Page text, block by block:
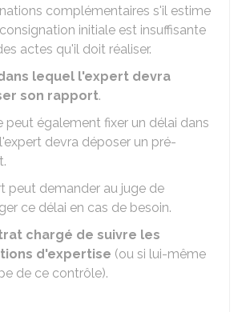
complémentaires s'il estime
initiale est insuffisante
actes qu'il doit réaliser.
lequel l'expert devra
son rapport.
peut également fixer un délai dans
devra déposer un pré-
peut demander au juge de
ce délai en cas de besoin.
chargé de suivre les
d'expertise (ou si lui-même
de ce contrôle).